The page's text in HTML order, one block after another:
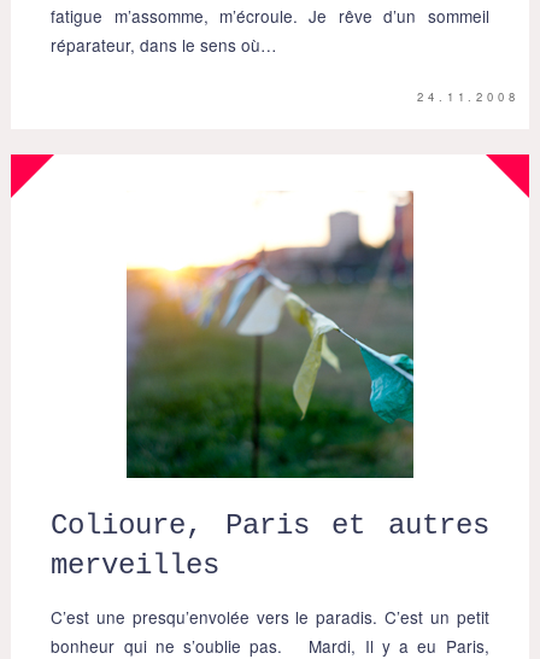
fatigue m’assomme, m’écroule. Je rêve d’un sommeil
réparateur, dans le sens où…
24.11.2008
Colioure, Paris et autres
merveilles
C’est une presqu’envolée vers le paradis. C’est un petit
bonheur qui ne s’oublie pas. Mardi, Il y a eu Paris,